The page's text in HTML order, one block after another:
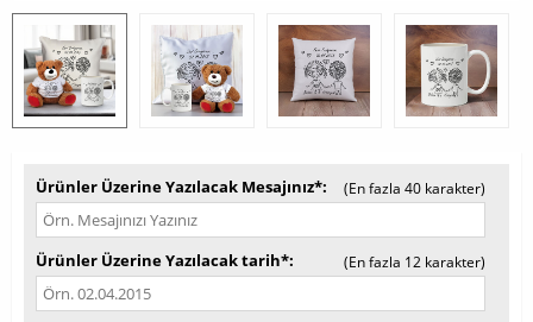
Ürünler Üzerine Yazılacak Mesajınız* (En fazla 40 karakter)
Ürünler Üzerine Yazılacak tarih* (En fazla 12 karakter)